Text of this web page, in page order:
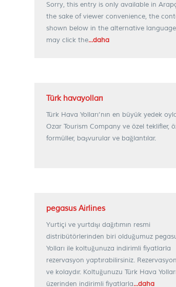
Sorry, this entry is only available in
the sake of viewer convenience, the
shown below in the alternative
may click the...daha
Türk havayolları
Türk Hava Yolları’nın en büyük yedek
Ozar Tourism Company ve özel teklifler,
formüller, başvurular ve bağlantılar.
pegasus Airlines
Yurtiçi ve yurtdışı dağıtımın resmi
distribütörlerinden biri olduğumuz
Yolları ile koltuğunuza indirimli fiyatlarla
rezervasyon yaptırabilirsiniz. Rezervasyon
ve kolaydır. Koltuğunuzu Türk Hava Yolları
üzerinden indirimli fiyatlarla...daha